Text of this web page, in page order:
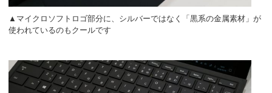
▲マイクロソフトロゴ部分に、シルバーではなく「黒系の金属素材」が
使われているのもクールです